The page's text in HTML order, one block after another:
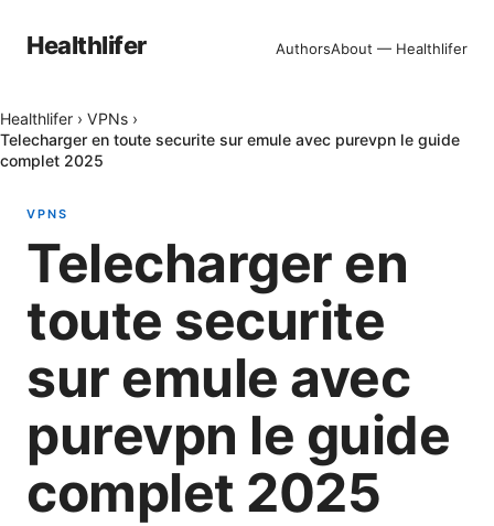
Healthlifer AuthorsAbout — Healthlifer
Healthlifer › VPNs ›
Telecharger en toute securite sur emule avec purevpn le guide
complet 2025
VPNS
Telecharger en
toute securite
sur emule avec
purevpn le guide
complet 2025